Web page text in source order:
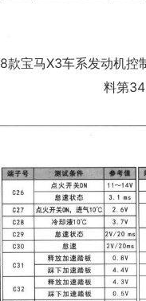
款宝马X3车系发动机
料第